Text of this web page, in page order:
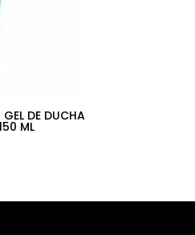
DE DUCHA
ML